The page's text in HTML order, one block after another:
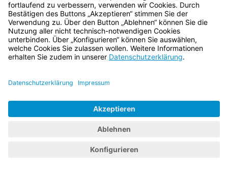
im Sinne des Art. 17 I BaySvVollzG nicht überschritten
werden.
III.
85
Die Kostenentscheidung folgt aus § 121 Absatz 1, Absatz 2
Satz 1 StVollzG.
60, 52 Absatz 1 bis 3 GKG.